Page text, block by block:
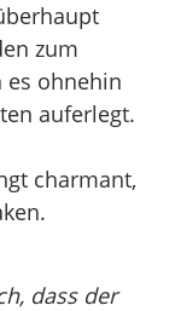
zum
es ohnehin
auferlegt.
charmant,
dass der